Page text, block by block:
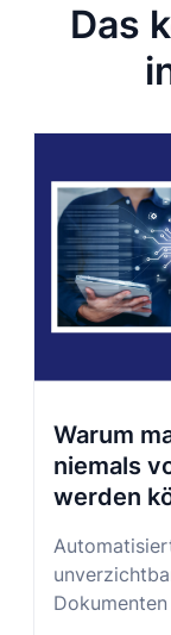
Das
Warum
niemals
werden